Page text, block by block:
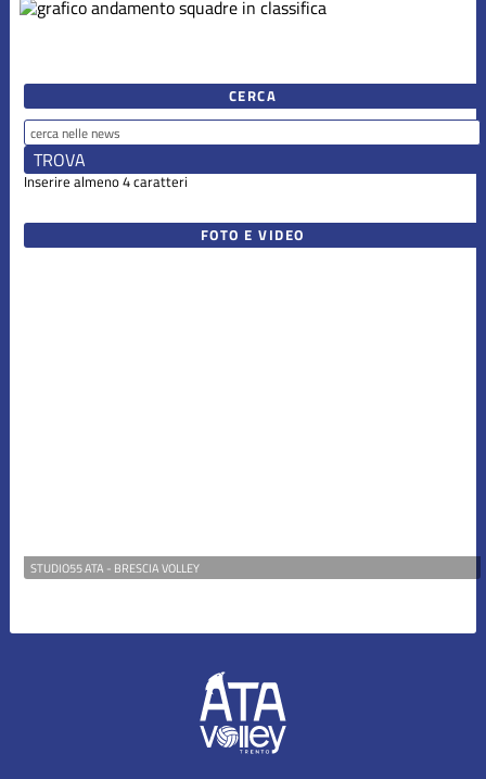
CERCA
Inserire almeno 4 caratteri
FOTO E VIDEO
STUDIO55 ATA - BRESCIA VOLLEY